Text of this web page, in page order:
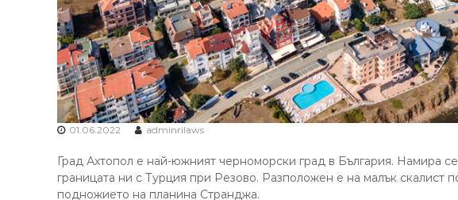
01.06.2022 adminrilaws
Град Ахтопол е най-южният черноморски град в България. Намира
границата ни с Турция при Резово. Разположен е на малък скалист
подножието на планина Странджа.